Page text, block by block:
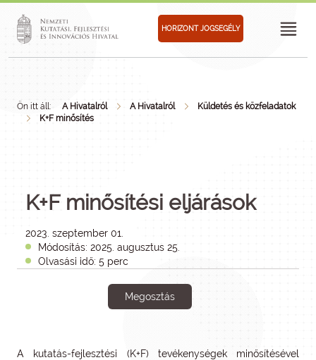
HORIZONT JOGSEGÉLY
Ön itt áll: A Hivatalról A Hivatalról
Küldetés és közfeladatok
K+F minősítés
K+F minősítési eljárások
2023. szeptember 01.
Módosítás: 2025. augusztus 25.
Olvasási idő: 5 perc
Megosztás
A kutatás-fejlesztési (K+F) tevékenységek minősítésével